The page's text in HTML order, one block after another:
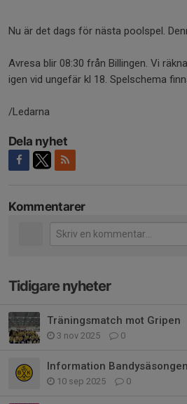
Nu är det dags för nästa poolspel.
Avresa blir 08:30 från Billingen. Vi
igen vid ungefär kl 18. Spelschema
/Ledarna
Dela nyhet
Kommentarer
Tidigare nyheter
Träningsmatch mot Gripen
3 nov 2025 0
Information
10 sep 2025 0